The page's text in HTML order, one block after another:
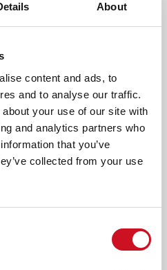
About
content and ads, to
and to analyse our traffic.
your use of our site with
and analytics partners who
that you’ve
collected from your use
'COMMUNICATIE
dan
een speciale vorm van
kinderen: Communicatie Plus.
uiten en zich begrepen
beter gaan begrijpen.Lees
Plus-groepen .
IN
kunnen helpen. Bij het
(STA) in Utrecht gaan we in